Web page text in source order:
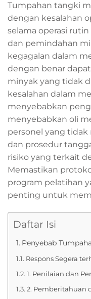
Tumpahan tangki
dengan kesalahan
selama operasi
dan pemindahan
kegagalan dalam
dengan benar
minyak yang tidak
kesalahan dalam
menyebabkan
menyebabkan oli
personel yang
dan prosedur
risiko yang terkait
Memastikan
program pelatihan
penting untuk
Daftar Isi
Penyebab
Respons Segera
1. Penilaian dan
2. Pemberitahuan